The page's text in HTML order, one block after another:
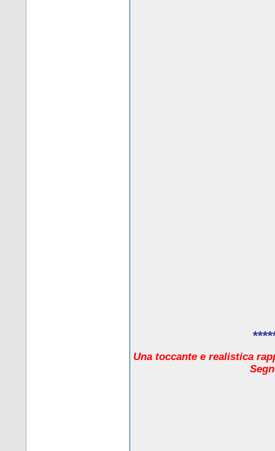
Una toccante e realistica